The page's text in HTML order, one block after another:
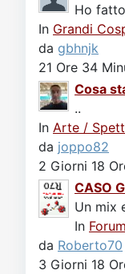
Ho
In Grandi
da gbhnjk
21 Ore 34
Cosa
..
In Arte /
da joppo82
2 Giorni 18
CASO
Un mix
In
da Roberto70
3 Giorni 18